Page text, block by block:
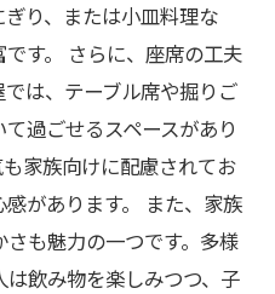
り、または小皿料理な
す。 さらに、座席の工夫
は、テーブル席や掘りご
過ごせるスペースがあり
家族向けに配慮されてお
があります。 また、家族
も魅力の一つです。多様
飲み物を楽しみつつ、子